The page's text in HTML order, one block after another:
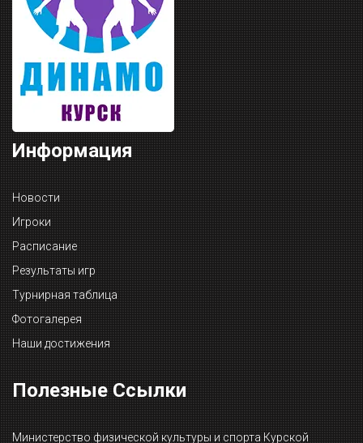
Информация
Новости
Игроки
Расписание
Результаты игр
Турнирная таблица
Фотогалерея
Наши достижения
Полезные Ссылки
Министерство физической культуры и спорта Курской